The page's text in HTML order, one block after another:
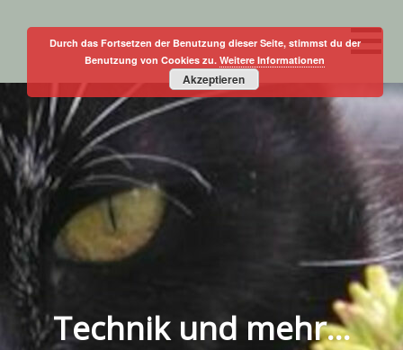
Technik und mehr…
Durch das Fortsetzen der Benutzung dieser Seite, stimmst du der
Benutzung von Cookies zu.Weitere Informationen
Akzeptieren